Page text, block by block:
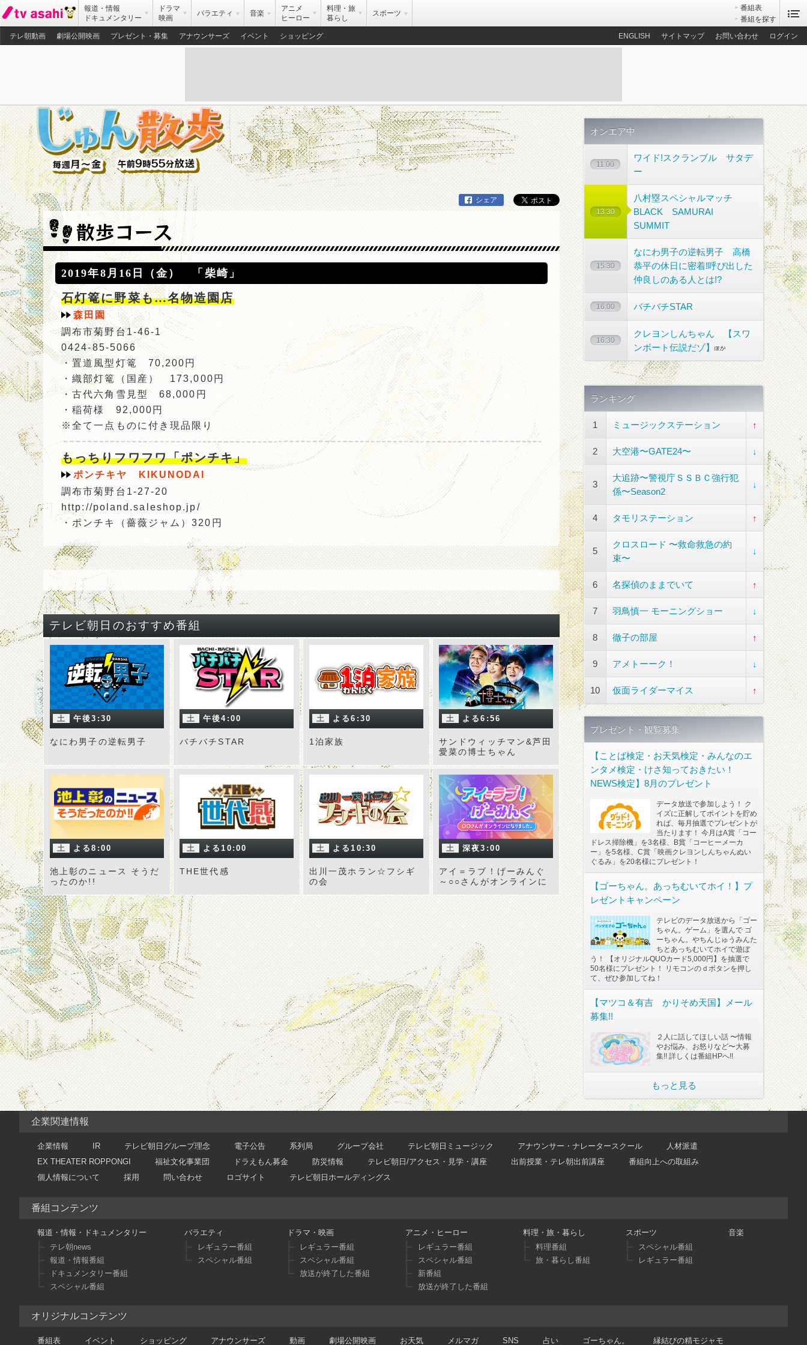
報道・情報
ドキュメンタリー
ドラマ
映画
バラエティ 音楽
アニメ
ヒーロー
料理・旅
暮らし
スポーツ
番組表
番組を探す
テレ朝動画
劇場公開映画 プレゼント・募集 アナウンサーズ イベント ショッピング ENGLISH サイトマップ お問い合わせ ログイン
シェア
散歩コース
2019年8月16日（金） 「柴崎」
石灯篭に野菜も…名物造園店
森田園
調布市菊野台1-46-1
0424-85-5066
・置道風型灯篭 70,200円
・織部灯篭（国産） 173,000円
・古代六角雪見型 68,000円
・稲荷様 92,000円
※全て一点ものに付き現品限り
もっちりフワフワ「ポンチキ」
ポンチキヤ KIKUNODAI
調布市菊野台1-27-20
http://poland.saleshop.jp/
・ポンチキ（薔薇ジャム）320円
テレビ朝日のおすすめ番組
土 午後3:30
なにわ男子の逆転男子
土 午後4:00
バチバチSTAR
土 よる6:30
1泊家族
土 よる6:56
サンドウィッチマン&芦田
愛菜の博士ちゃん
土 よる8:00
池上彰のニュース そうだ
ったのか!!
土 よる10:00
THE世代感
土 よる10:30
出川一茂ホラン☆フシギ
の会
土 深夜3:00
アイ＝ラブ！げーみんぐ
～○○さんがオンラインに
オンエア中
11:00
ワイド!スクランブル サタデ
ー
13:30
八村塁スペシャルマッチ
BLACK SAMURAI
SUMMIT
15:30
なにわ男子の逆転男子 高橋
恭平の休日に密着!呼び出した
仲良しのある人とは!?
16:00 バチバチSTAR
16:30
クレヨンしんちゃん 【スワ
ンボート伝説だゾ】
ランキング
1 ミュージックステーション ↑
2 大空港〜GATE24〜 ↓
3
大追跡〜警視庁ＳＳＢＣ強行犯
係〜Season2
↓
4 タモリステーション ↑
5
クロスロード 〜救命救急の約
束〜
↓
6 名探偵のままでいて ↑
7 羽鳥慎一 モーニングショー ↓
8 徹子の部屋 ↑
9 アメトーーク！ ↓
10 仮面ライダーマイス ↑
プレゼント・観覧募集
【ことば検定・お天気検定・みんなのエ
ンタメ検定・けさ知っておきたい！
NEWS検定】8月のプレゼント
データ放送で参加しよう！ ク
イズに正解してポイントを貯め
れば、毎月抽選でプレゼントが
当たります！ 今月はA賞「コー
ドレス掃除機」を3名様、B賞「コーヒーメーカ
ー」を5名様、C賞「映画クレヨンしんちゃんぬい
ぐるみ」を20名様にプレゼント！
【ゴーちゃん。あっちむいてホイ！】プ
レゼントキャンペーン
テレビのデータ放送から「ゴー
ちゃん。ゲーム」を選んで ゴ
ーちゃん。やちんじゅうみんた
ちとあっちむいてホイで遊ぼ
う！ 【オリジナルQUOカード5,000円】を抽選で
50名様にプレゼント！ リモコンのｄボタンを押し
て、ぜひ参加してね！
【マツコ＆有吉 かりそめ天国】メール
募集!!
２人に話してほしい話 〜情報
やお悩み、お怒りなど〜大募
集!! 詳しくは番組HPへ!!
もっと見る
企業関連情報
企業情報 IR テレビ朝日グループ理念 電子公告 系列局 グループ会社 テレビ朝日ミュージック アナウンサー・ナレータースクール
人材派遣
EX THEATER ROPPONGI
福祉文化事業団 ドラえもん募金 防災情報 テレビ朝日/アクセス・見学・講座 出前授業・テレ朝出前講座
番組向上への取組み
個人情報について
採用 問い合わせ ロゴサイト テレビ朝日ホールディングス
番組コンテンツ
報道・情報・ドキュメンタリー
テレ朝news
報道・情報番組
ドキュメンタリー番組
スペシャル番組
バラエティ
レギュラー番組
スペシャル番組
ドラマ・映画
レギュラー番組
スペシャル番組
放送が終了した番組
アニメ・ヒーロー
レギュラー番組
スペシャル番組
新番組
放送が終了した番組
料理・旅・暮らし
料理番組
旅・暮らし番組
スポーツ
スペシャル番組
レギュラー番組
音楽
オリジナルコンテンツ
番組表 イベント ショッピング アナウンサーズ 動画 劇場公開映画 お天気 メルマガ SNS 占い ゴーちゃん。 縁結びの精モジャモ